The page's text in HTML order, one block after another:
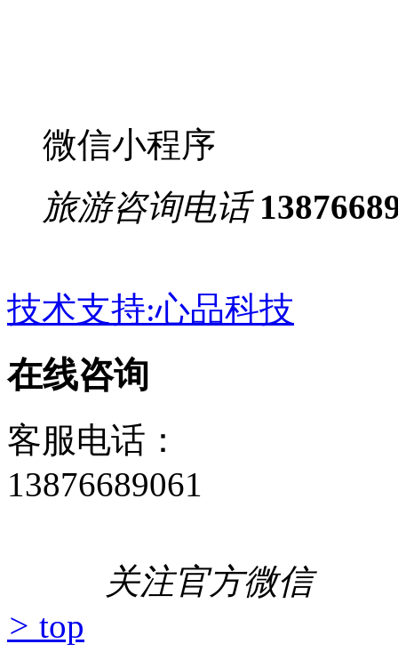
微信小程序
旅游咨询电话
技术支持:心品科技
在线咨询
客服电话：
13876689061
关注官方微信
> top